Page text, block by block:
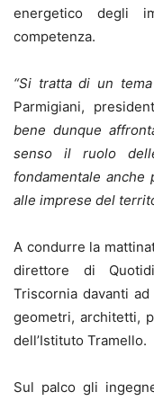
energetico degli
competenza.
“Si tratta di un
Parmigiani,
bene dunque
senso il ruolo
fondamentale
alle imprese del
A condurre la
direttore di
Triscornia davanti
geometri, architetti,
dell’Istituto Tramello.
Sul palco gli